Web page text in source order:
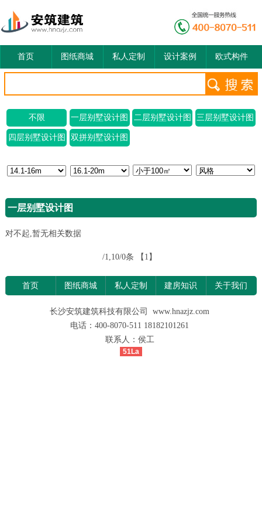
首页 图纸商城 私人定制 设计案例 欧式构件
不限 一层别墅设计图 二层别墅设计图 三层别墅设计图
四层别墅设计图 双拼别墅设计图
一层别墅设计图
对不起,暂无相关数据
/1,10/0条 【1】
首页 图纸商城 私人定制 建房知识 关于我们
长沙安筑建筑科技有限公司 www.hnazjz.com
电话：400-8070-511 18182101261
联系人：侯工
51La